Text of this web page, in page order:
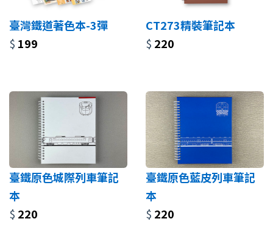
臺灣鐵道著色本-3彈
$ 199
CT273精裝筆記本
$ 220
臺鐵原色城際列車筆記
本
$ 220
臺鐵原色藍皮列車筆記
本
$ 220